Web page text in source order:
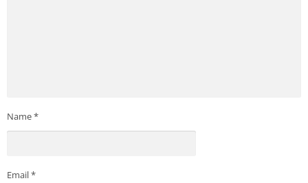
Name*
Email*